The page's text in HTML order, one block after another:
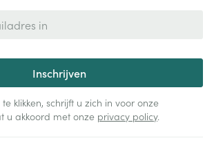
Inschrijven
klikken, schrijft u zich in voor onze
u akkoord met onze privacy policy.